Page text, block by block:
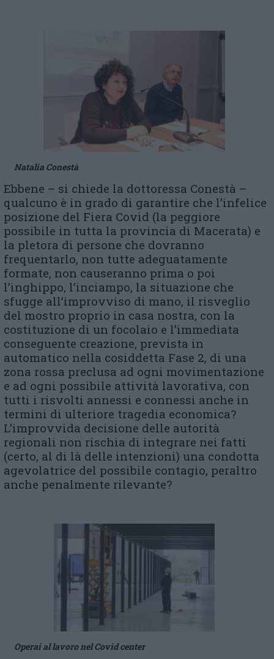
Natalia Conestà
Ebbene – si chiede la dottoressa Conestà –
qualcuno è in grado di garantire che l’infelice
posizione del Fiera Covid (la peggiore
possibile in tutta la provincia di Macerata) e
la pletora di persone che dovranno
frequentarlo, non tutte adeguatamente
formate, non causeranno prima o poi
l’inghippo, l’inciampo, la situazione che
sfugge all’improvviso di mano, il risveglio
del mostro proprio in casa nostra, con la
costituzione di un focolaio e l’immediata
conseguente creazione, prevista in
automatico nella cosiddetta Fase 2, di una
zona rossa preclusa ad ogni movimentazione
e ad ogni possibile attività lavorativa, con
tutti i risvolti annessi e connessi anche in
termini di ulteriore tragedia economica?
L’improvvida decisione delle autorità
regionali non rischia di integrare nei fatti
(certo, al di là delle intenzioni) una condotta
agevolatrice del possibile contagio, peraltro
anche penalmente rilevante?
Operai al lavoro nel Covid center